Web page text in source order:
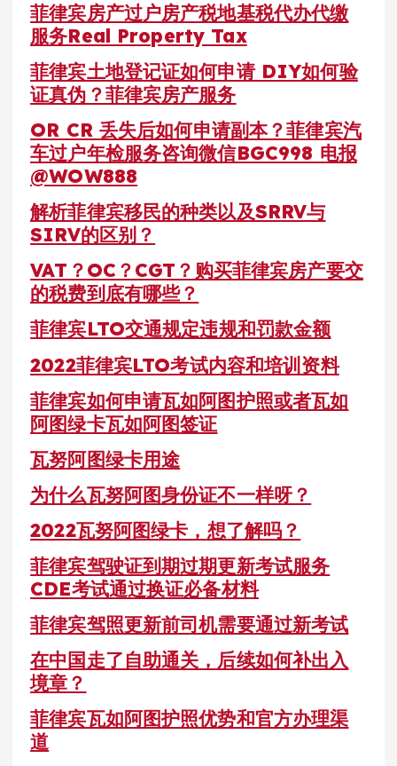
菲律宾房产过户房产税地基税代办代缴
服务Real Property Tax
菲律宾土地登记证如何申请 DIY如何验
证真伪？菲律宾房产服务
OR CR 丢失后如何申请副本？菲律宾汽
车过户年检服务咨询微信BGC998 电报
@WOW888
解析菲律宾移民的种类以及SRRV与
SIRV的区别？
VAT？OC？CGT？购买菲律宾房产要交
的税费到底有哪些？
菲律宾LTO交通规定违规和罚款金额
2022菲律宾LTO考试内容和培训资料
菲律宾如何申请瓦如阿图护照或者瓦如
阿图绿卡瓦如阿图签证
瓦努阿图绿卡用途
为什么瓦努阿图身份证不一样呀？
2022瓦努阿图绿卡，想了解吗？
菲律宾驾驶证到期过期更新考试服务
CDE考试通过换证必备材料
菲律宾驾照更新前司机需要通过新考试
在中国走了自助通关，后续如何补出入
境章？
菲律宾瓦如阿图护照优势和官方办理渠
道